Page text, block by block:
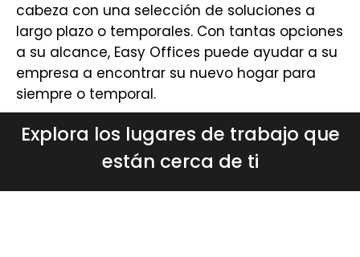
cabeza con una selección de soluciones a
largo plazo o temporales. Con tantas opciones
a su alcance, Easy Offices puede ayudar a su
empresa a encontrar su nuevo hogar para
siempre o temporal.
Explora los lugares de trabajo que
están cerca de ti